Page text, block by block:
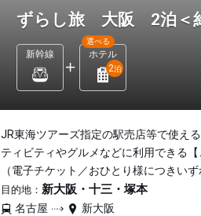
ずらし旅 大阪 2泊＜
新幹線 ホテル
選べる
2泊
JR東海ツアーズ指定の駅売店等で使え
ティビティやグルメなどに利用できる
（電子チケット／おひとり様につきい
目的地： 新大阪・十三・塚本
名古屋
新大阪